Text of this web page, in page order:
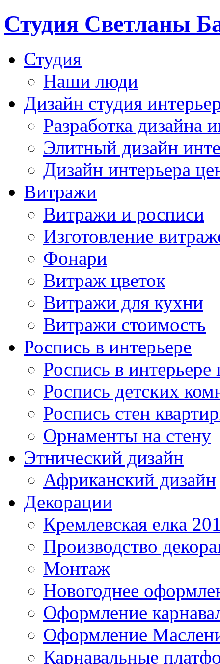
Студия Светланы
Студия
Наши люди
Дизайн студия
Разработка дизайна
Элитный дизайн
Дизайн интерьера
Витражи
Витражи и росписи
Изготовление
Фонари
Витраж цветок
Витражи для кухни
Витражи стоимость
Роспись в интерьере
Роспись в интерьере
Роспись детских
Роспись стен
Орнаменты на стену
Этнический дизайн
Африканский дизайн
Декорации
Кремлевская елка
Производство
Монтаж
Новогоднее
Оформление
Оформление
Карнавальные